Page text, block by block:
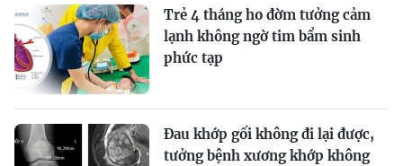
Trẻ 4 tháng ho đờm tưởng cảm
lạnh không ngờ tim bẩm sinh
phức tạp
Đau khớp gối không đi lại được,
tưởng bệnh xương khớp không